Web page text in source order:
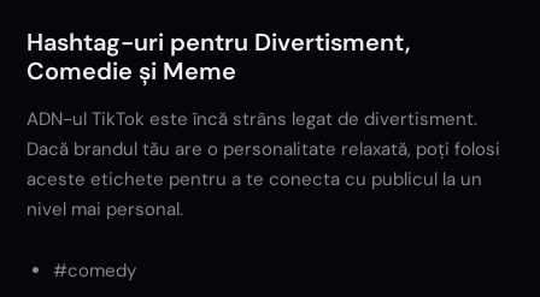
Hashtag-uri pentru Divertisment,
Comedie și Meme
ADN-ul TikTok este încă strâns legat de divertisment.
Dacă brandul tău are o personalitate relaxată, poți folosi
aceste etichete pentru a te conecta cu publicul la un
nivel mai personal.
#comedy